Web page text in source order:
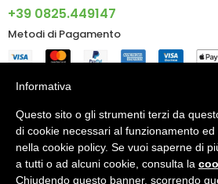
+39 0825.449147
Metodi di Pagamento
Informazioni
Account
Informativa
Questo sito o gli strumenti terzi da
di cookie necessari al funzionamento
nella cookie policy. Se vuoi saperne di
a tutti o ad alcuni cookie, consulta la
Chiudendo questo banner, scorrendo